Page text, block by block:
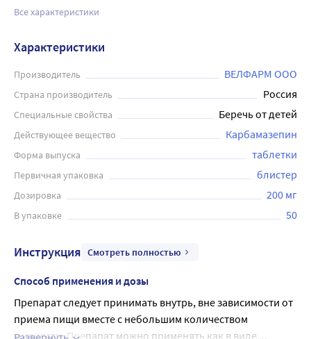
Все характеристики
Характеристики
Производитель ВЕЛФАРМ ООО
Страна производитель Россия
Специальные свойства Беречь от детей
Действующее вещество Карбамазепин
Форма выпуска таблетки
Первичная упаковка блистер
Дозировка 200 мг
В упаковке 50
Инструкция Смотреть полностью
Способ применения и дозы
Препарат следует принимать внутрь, вне зависимости от
приема пищи вместе с небольшим количеством
жидкости. Препарат можно применять как в виде